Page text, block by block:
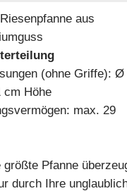
aus
(ohne Griffe): Ø
cm Höhe
max. 29
größte Pfanne
durch Ihre